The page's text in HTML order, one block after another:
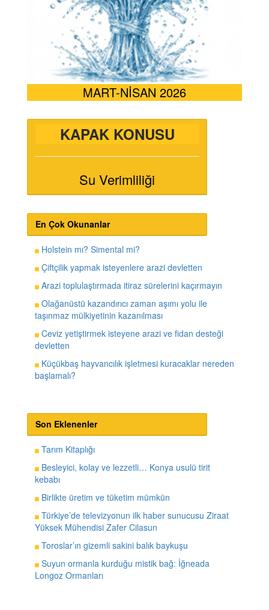
MART-NİSAN 2026
KAPAK KONUSU
Su Verimliliği
En Çok Okunanlar
Holstein mı? Simental mi?
Çiftçilik yapmak isteyenlere arazi devletten
Arazi toplulaştırmada itiraz sürelerini kaçırmayın
Olağanüstü kazandırıcı zaman aşımı yolu ile
taşınmaz mülkiyetinin kazanılması
Ceviz yetiştirmek isteyene arazi ve fidan desteği
devletten
Küçükbaş hayvancılık işletmesi kuracaklar nereden
başlamalı?
Son Eklenenler
Tarım Kitaplığı
Besleyici, kolay ve lezzetli… Konya usulü tirit
kebabı
Birlikte üretim ve tüketim mümkün
Türkiye’de televizyonun ilk haber sunucusu Ziraat
Yüksek Mühendisi Zafer Cilasun
Toroslar’ın gizemli sakini balık baykuşu
Suyun ormanla kurduğu mistik bağ: İğneada
Longoz Ormanları